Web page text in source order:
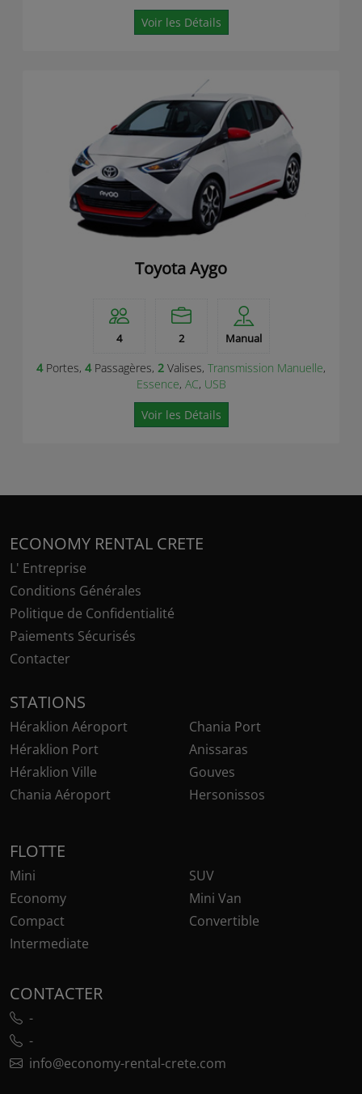
Voir les Détails
Toyota Aygo
4 2 Manual
4Portes, 4Passagères, 2 Valises, Transmission Manuelle,
Essence, AC, USB
Voir les Détails
ECONOMY RENTAL CRETE
L' Entreprise
Conditions Générales
Politique de Confidentialité
Paiements Sécurisés
Contacter
STATIONS
Héraklion Aéroport
Héraklion Port
Héraklion Ville
Chania Aéroport
Chania Port
Anissaras
Gouves
Hersonissos
FLOTTE
Mini
Economy
Compact
Intermediate
SUV
Mini Van
Convertible
CONTACTER
-
-
info@economy-rental-crete.com